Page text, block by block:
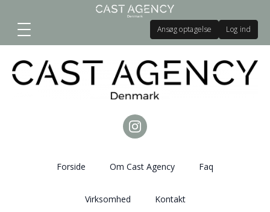
Ansøg optagelse Log ind
Forside Om Cast Agency Faq
Virksomhed Kontakt